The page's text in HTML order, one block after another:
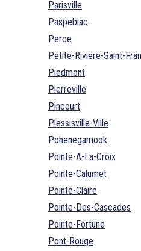
Parisville
Paspebiac
Perce
Petite-Riviere-Saint-
Piedmont
Pierreville
Pincourt
Plessisville-Ville
Pohenegamook
Pointe-A-La-Croix
Pointe-Calumet
Pointe-Claire
Pointe-Des-Cascades
Pointe-Fortune
Pont-Rouge